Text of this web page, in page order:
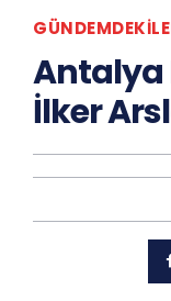
Antalya
İlker